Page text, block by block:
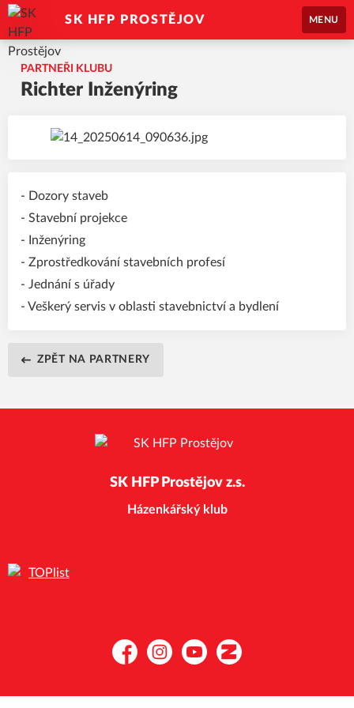
SK HFP PROSTĚJOV MENU
PARTNEŘI KLUBU
Richter Inženýring
- Dozory staveb
- Stavební projekce
- Inženýring
- Zprostředkování stavebních profesí
- Jednání s úřady
- Veškerý servis v oblasti stavebnictví a bydlení
ZPĚT NA PARTNERY
SK HFP Prostějov z.s.
Házenkářský klub
FacebookInstagramYouTubeZonerama